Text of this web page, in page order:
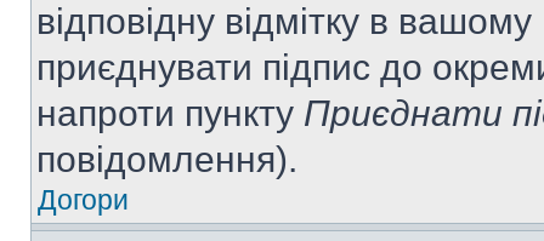
відповідну відмітку в
приєднувати підпис до
напроти пункту Приєднати
повідомлення).
Догори